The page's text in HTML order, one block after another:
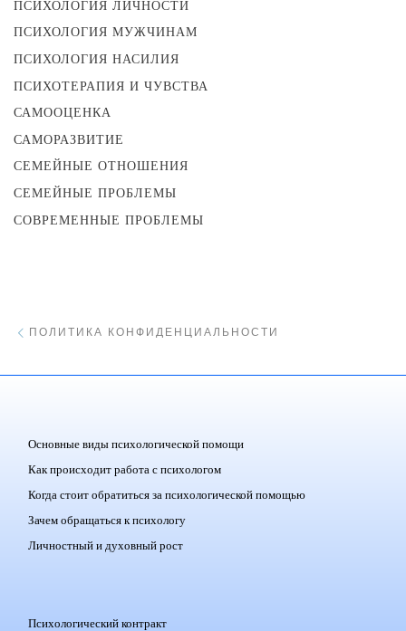
ПСИХОЛОГИЯ ЛИЧНОСТИ
ПСИХОЛОГИЯ МУЖЧИНАМ
ПСИХОЛОГИЯ НАСИЛИЯ
ПСИХОТЕРАПИЯ И ЧУВСТВА
САМООЦЕНКА
САМОРАЗВИТИЕ
СЕМЕЙНЫЕ ОТНОШЕНИЯ
СЕМЕЙНЫЕ ПРОБЛЕМЫ
СОВРЕМЕННЫЕ ПРОБЛЕМЫ
ПОЛИТИКА КОНФИДЕНЦИАЛЬНОСТИ
Основные виды психологической помощи
Как происходит работа с психологом
Когда стоит обратиться за психологической помощью
Зачем обращаться к психологу
Личностный и духовный рост
Психологический контракт